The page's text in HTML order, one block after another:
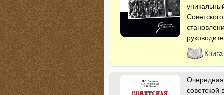
Очередная
советской